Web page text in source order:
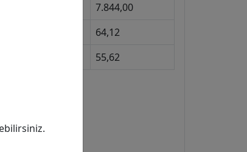
7.844,00
64,12
55,62